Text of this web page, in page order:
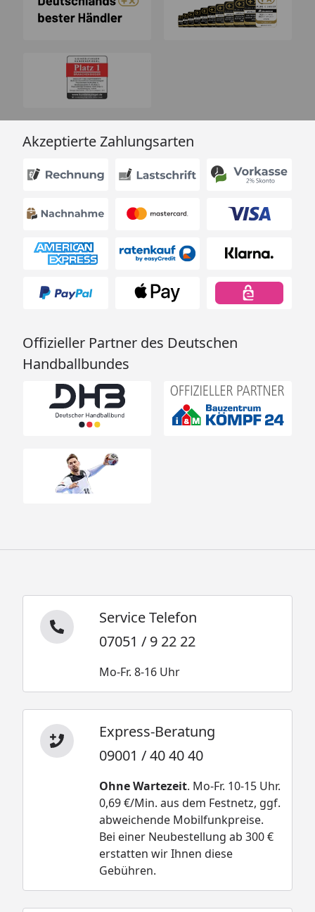
Akzeptierte Zahlungsarten
Offizieller Partner des Deutschen
Handballbundes
Service Telefon
07051 / 9 22 22
Mo-Fr. 8-16 Uhr
Express-Beratung
09001 / 40 40 40
Ohne Wartezeit. Mo-Fr. 10-15 Uhr.
0,69 €/Min. aus dem Festnetz, ggf.
abweichende Mobilfunkpreise.
Bei einer Neubestellung ab 300 €
erstatten wir Ihnen diese
Gebühren.